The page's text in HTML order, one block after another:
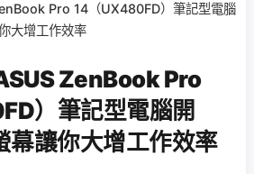
Pro 14（UX480FD）筆記型電腦
大增工作效率
ZenBook Pro
）筆記型電腦開
幕讓你大增工作效率